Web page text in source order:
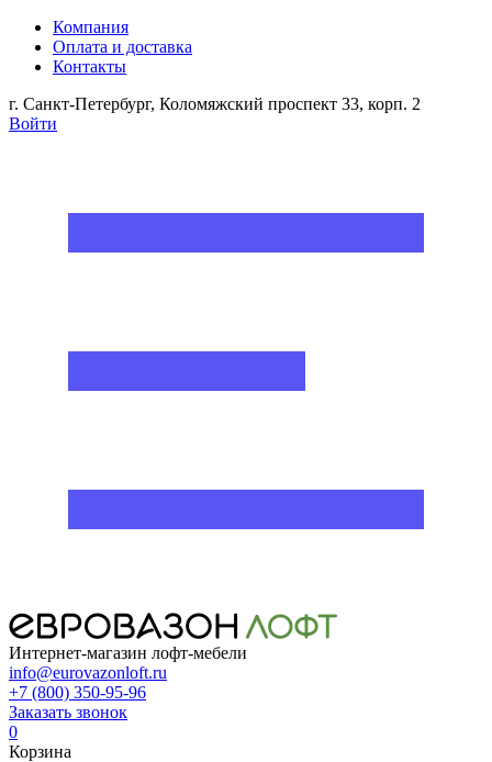
Компания
Оплата и доставка
Контакты
г. Санкт-Петербург, Коломяжский проспект 33, корп. 2
Войти
Интернет-магазин лофт-мебели
info@eurovazonloft.ru
+7 (800) 350-95-96
Заказать звонок
0
Корзина